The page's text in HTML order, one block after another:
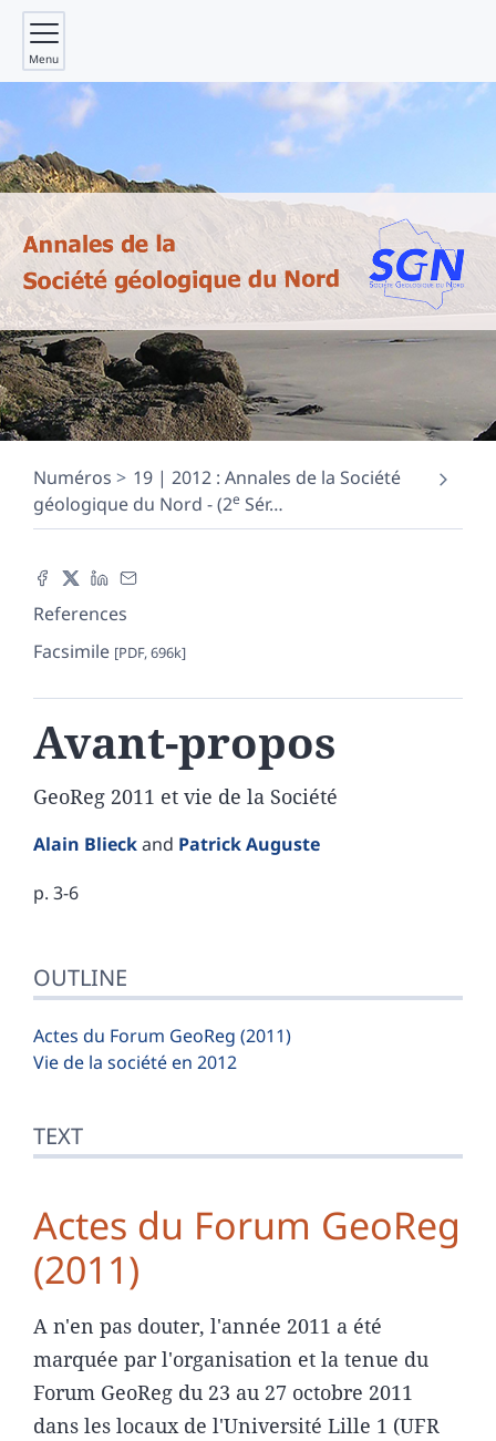
Menu
Numéros
19 | 2012 : Annales de la Société
géologique du Nord - (2e Sér…
References
Facsimile [PDF, 696k]
Avant-propos
GeoReg 2011 et vie de la Société
Alain Blieckand PatrickAuguste
p. 3-6
Text
Illustrations
References
Authors
OUTLINE
Actes du Forum GeoReg (2011)
Vie de la société en 2012
TEXT
Actes du Forum GeoReg
(2011)
A n'en pas douter, l'année 2011 a été
marquée par l'organisation et la tenue du
Forum GeoReg du 23 au 27 octobre 2011
dans les locaux de l'Université Lille 1 (UFR